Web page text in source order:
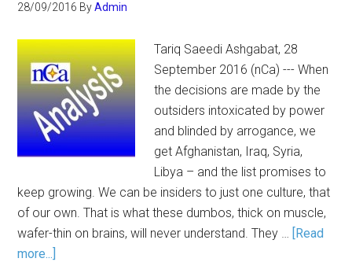
28/09/2016 ByAdmin
Tariq Saeedi Ashgabat, 28
September 2016 (nCa) --- When
the decisions are made by the
outsiders intoxicated by power
and blinded by arrogance, we
get Afghanistan, Iraq, Syria,
Libya – and the list promises to
keep growing. We can be insiders to just one culture, that
of our own. That is what these dumbos, thick on muscle,
wafer-thin on brains, will never understand. They … [Read
more...]